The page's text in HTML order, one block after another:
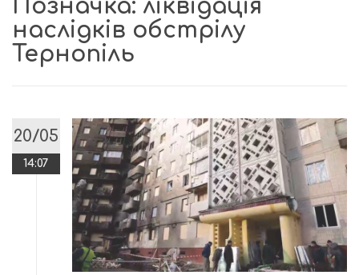
Позначка: ліквідація
наслідків обстрілу
Тернопіль
20/05
14:07